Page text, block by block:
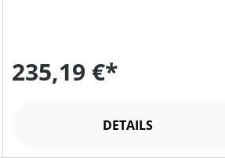
235,19 €*
DETAILS